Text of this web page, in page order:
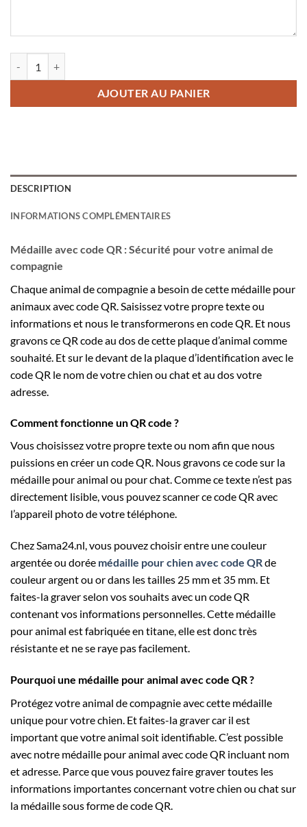
AJOUTER AU PANIER
DESCRIPTION
INFORMATIONS COMPLÉMENTAIRES
Médaille avec code QR : Sécurité pour votre animal de
compagnie
Chaque animal de compagnie a besoin de cette médaille pour
animaux avec code QR. Saisissez votre propre texte ou
informations et nous le transformerons en code QR. Et nous
gravons ce QR code au dos de cette plaque d’animal comme
souhaité. Et sur le devant de la plaque d’identification avec le
code QR le nom de votre chien ou chat et au dos votre
adresse.
Comment fonctionne un QR code ?
Vous choisissez votre propre texte ou nom afin que nous
puissions en créer un code QR. Nous gravons ce code sur la
médaille pour animal ou pour chat. Comme ce texte n’est pas
directement lisible, vous pouvez scanner ce code QR avec
l’appareil photo de votre téléphone.
Chez Sama24.nl, vous pouvez choisir entre une couleur
argentée ou dorée médaille pour chien avec code QRde
couleur argent ou or dans les tailles 25 mm et 35 mm. Et
faites-la graver selon vos souhaits avec un code QR
contenant vos informations personnelles. Cette médaille
pour animal est fabriquée en titane, elle est donc très
résistante et ne se raye pas facilement.
Pourquoi une médaille pour animal avec code QR ?
Protégez votre animal de compagnie avec cette médaille
unique pour votre chien. Et faites-la graver car il est
important que votre animal soit identifiable. C’est possible
avec notre médaille pour animal avec code QR incluant nom
et adresse. Parce que vous pouvez faire graver toutes les
informations importantes concernant votre chien ou chat sur
la médaille sous forme de code QR.